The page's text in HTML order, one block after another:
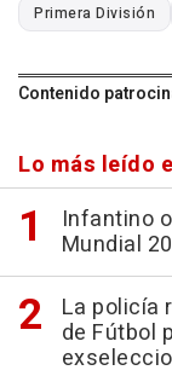
Primera División
Contenido
Lo más leído
Infantino
Mundial
La policía
de Fútbol